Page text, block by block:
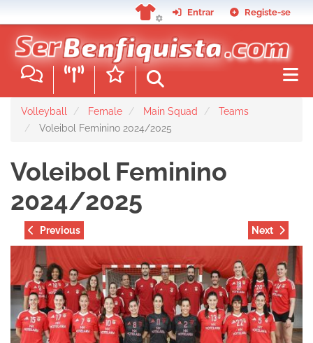
to
main
content
Entrar Registe-se
Volleyball Female Main Squad
Teams
Voleibol Feminino 2024/2025
Voleibol Feminino
2024/2025
Previous Next